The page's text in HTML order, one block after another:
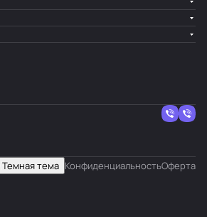
Темная тема КонфиденциальностьОферта